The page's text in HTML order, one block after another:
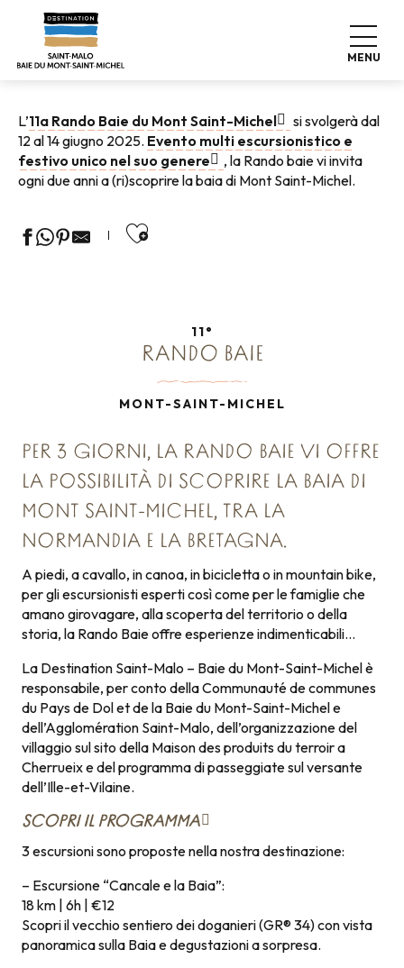
contenu
MENU
Home Vivere come a casa
Rando Baie 2025
L’11a Rando Baie du Mont Saint-Michel
si svolgerà dal
12 al 14 giugno 2025. Evento multi escursionistico e
festivo unico nel suo genere
, la Rando baie vi invita
ogni due anni a (ri)scoprire la baia di Mont Saint-Michel.
Ajouter aux favoris
11°
RANDO BAIE
MONT-SAINT-MICHEL
PER 3 GIORNI, LA RANDO BAIE VI OFFRE
LA POSSIBILITÀ DI SCOPRIRE LA BAIA DI
MONT SAINT-MICHEL, TRA LA
NORMANDIA E LA BRETAGNA.
A piedi, a cavallo, in canoa, in bicicletta o in mountain bike,
per gli escursionisti esperti così come per le famiglie che
amano girovagare, alla scoperta del territorio o della
storia, la Rando Baie offre esperienze indimenticabili…
La Destination Saint-Malo – Baie du Mont-Saint-Michel è
responsabile, per conto della Communauté de communes
du Pays de Dol et de la Baie du Mont-Saint-Michel e
dell’Agglomération Saint-Malo, dell’organizzazione del
villaggio sul sito della Maison des produits du terroir a
Cherrueix e del programma di passeggiate sul versante
dell’Ille-et-Vilaine.
SCOPRI IL PROGRAMMA
3 escursioni sono proposte nella nostra destinazione:
– Escursione “Cancale e la Baia”:
18 km | 6h | €12
Scopri il vecchio sentiero dei doganieri (GR® 34) con vista
panoramica sulla Baia e degustazioni a sorpresa.